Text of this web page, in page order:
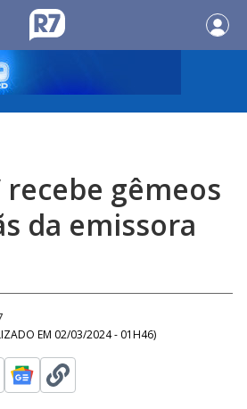
recebe gêmeos
da emissora
EM 02/03/2024 - 01H46)